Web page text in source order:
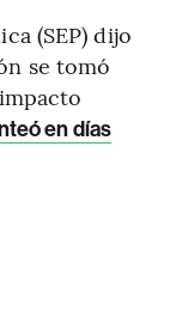
(SEP) dijo
se tomó
en días